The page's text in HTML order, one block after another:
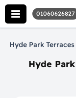
01060626827
هايد بارك تيراسيز القاهرة الجديدة Hyde Park